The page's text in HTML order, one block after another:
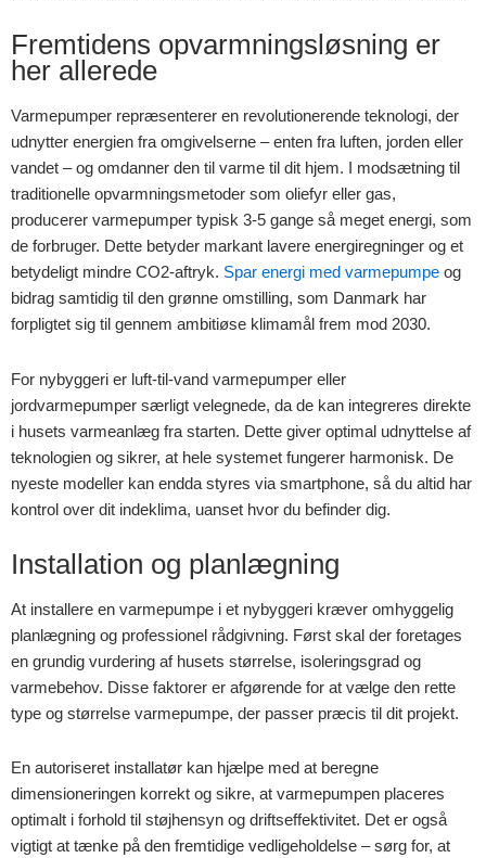
Fremtidens opvarmningsløsning er
her allerede
Varmepumper repræsenterer en revolutionerende teknologi, der
udnytter energien fra omgivelserne – enten fra luften, jorden eller
vandet – og omdanner den til varme til dit hjem. I modsætning til
traditionelle opvarmningsmetoder som oliefyr eller gas,
producerer varmepumper typisk 3-5 gange så meget energi, som
de forbruger. Dette betyder markant lavere energiregninger og et
betydeligt mindre CO2-aftryk. Spar energi med varmepumpe og
bidrag samtidig til den grønne omstilling, som Danmark har
forpligtet sig til gennem ambitiøse klimamål frem mod 2030.
For nybyggeri er luft-til-vand varmepumper eller
jordvarmepumper særligt velegnede, da de kan integreres direkte
i husets varmeanlæg fra starten. Dette giver optimal udnyttelse af
teknologien og sikrer, at hele systemet fungerer harmonisk. De
nyeste modeller kan endda styres via smartphone, så du altid har
kontrol over dit indeklima, uanset hvor du befinder dig.
Installation og planlægning
At installere en varmepumpe i et nybyggeri kræver omhyggelig
planlægning og professionel rådgivning. Først skal der foretages
en grundig vurdering af husets størrelse, isoleringsgrad og
varmebehov. Disse faktorer er afgørende for at vælge den rette
type og størrelse varmepumpe, der passer præcis til dit projekt.
En autoriseret installatør kan hjælpe med at beregne
dimensioneringen korrekt og sikre, at varmepumpen placeres
optimalt i forhold til støjhensyn og driftseffektivitet. Det er også
vigtigt at tænke på den fremtidige vedligeholdelse – sørg for, at